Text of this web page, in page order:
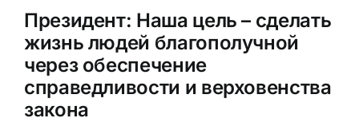
Посольство
Консульские услуги
Президент: Наша цель – сделать
жизнь людей благополучной
через обеспечение
справедливости и верховенства
закона